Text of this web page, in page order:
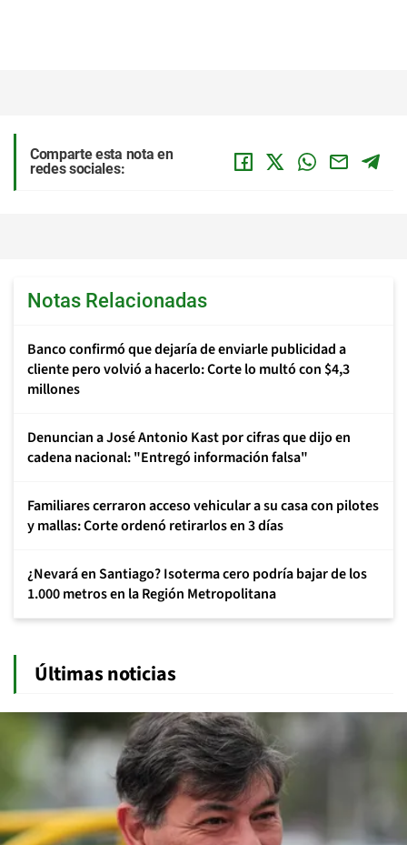
Comparte esta nota en
redes sociales:
Notas Relacionadas
Banco confirmó que dejaría de enviarle publicidad a
cliente pero volvió a hacerlo: Corte lo multó con $4,3
millones
Denuncian a José Antonio Kast por cifras que dijo en
cadena nacional: "Entregó información falsa"
Familiares cerraron acceso vehicular a su casa con pilotes
y mallas: Corte ordenó retirarlos en 3 días
¿Nevará en Santiago? Isoterma cero podría bajar de los
1.000 metros en la Región Metropolitana
Últimas noticias